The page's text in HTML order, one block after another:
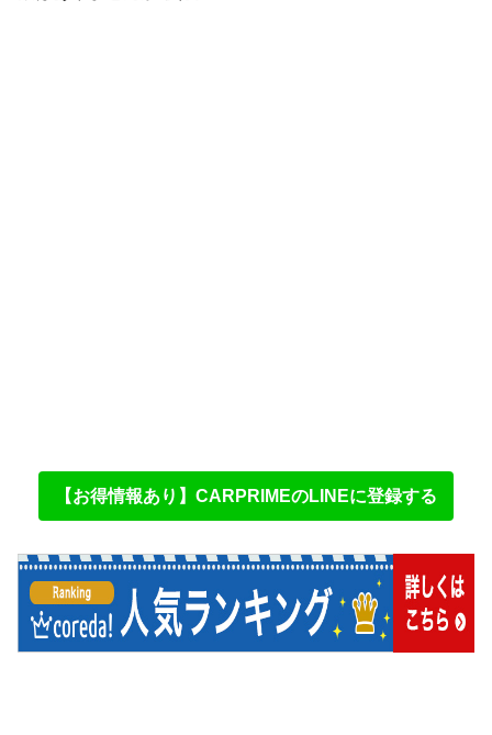
【お得情報あり】CARPRIMEのLINEに登録する